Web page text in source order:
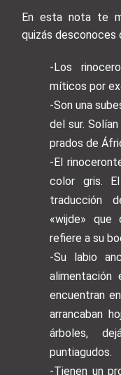
En esta nota te
quizás desconoces
-Los
míticos por
-Son una
del sur.
prados de
-El
color gris.
traducción
«wijde» que
refiere a su
-Su labio
alimentación
encuentran
arrancaban
árboles,
puntiagudos.
-Tienen un